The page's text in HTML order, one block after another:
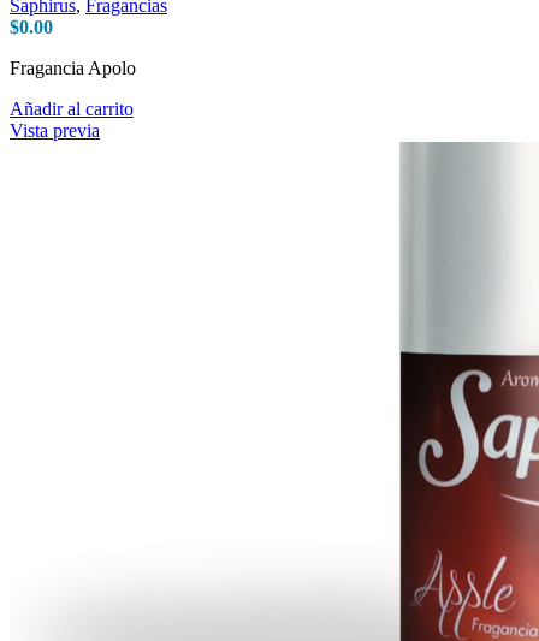
Saphirus, Fragancias
$0.00
Fragancia Apolo
Añadir al carrito
Vista previa